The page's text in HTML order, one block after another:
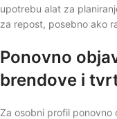
upotrebu alat za
za repost, posebno ako
Ponovno
brendove i
Za osobni profil ponovno